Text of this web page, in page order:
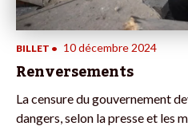
BILLET • 10 décembre 2024
Renversements
La censure du gouvernement
dangers, selon la presse et les